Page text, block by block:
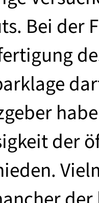
Bei der
der